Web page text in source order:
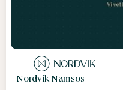
Nordvik Namsos